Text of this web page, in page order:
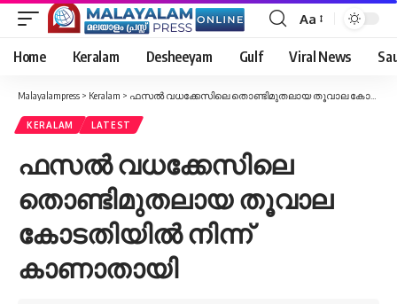
Font
Resizer
Aa
Home Keralam Desheeyam Gulf Viral News
Malayalampress > Keralam > ഫസല്‍ വധക്കേസിലെ തൊണ്ടിമുതലായ തൂവാല കോടതിയില്‍ നിന്ന് കാണാതായി
KERALAM LATEST
ഫസല്‍ വധക്കേസിലെ
തൊണ്ടിമുതലായ തൂവാല
കോടതിയില്‍ നിന്ന്
കാണാതായി